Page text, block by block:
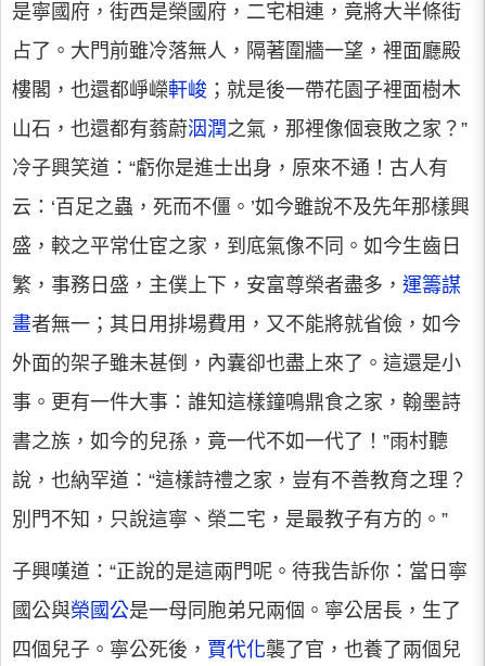
是寧國府，街西是榮國府，二宅相連，竟將大半條街
占了。大門前雖冷落無人，隔著圍牆一望，裡面廳殿
樓閣，也還都崢嶸軒峻 ；就是後一帶花園子裡面樹木
山石，也還都有蓊蔚洇潤之氣，那裡像個衰敗之家？”
冷子興笑道：“虧你是進士出身，原來不通！古人有
云：‘百足之蟲，死而不僵。’如今雖說不及先年那樣興
盛，較之平常仕宦之家，到底氣像不同。如今生齒日
繁，事務日盛，主僕上下，安富尊榮者盡多， 運籌謀
畫者無一；其日用排場費用，又不能將就省儉，如今
外面的架子雖未甚倒，內囊卻也盡上來了。這還是小
事。更有一件大事：誰知這樣鐘鳴鼎食之家，翰墨詩
書之族，如今的兒孫，竟一代不如一代了！”雨村聽
說，也納罕道：“這樣詩禮之家，豈有不善教育之理？
別門不知，只說這寧、榮二宅，是最教子有方的。”
子興嘆道：“正說的是這兩門呢。待我告訴你：當日寧
國公與榮國公是一母同胞弟兄兩個。寧公居長，生了
四個兒子。寧公死後， 賈代化襲了官，也養了兩個兒